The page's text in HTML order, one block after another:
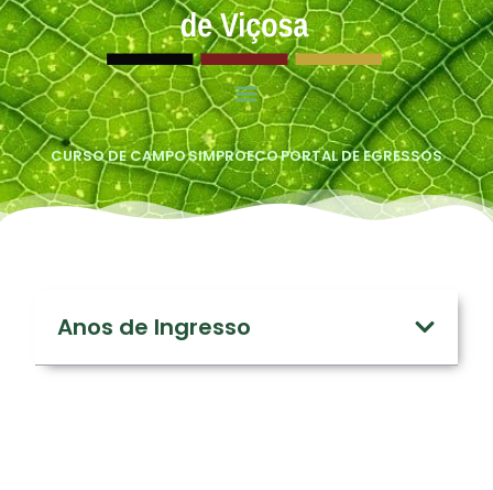
CURSO DE CAMPOSIMPROECOPORTAL DE EGRESSOS
Anos de Ingresso